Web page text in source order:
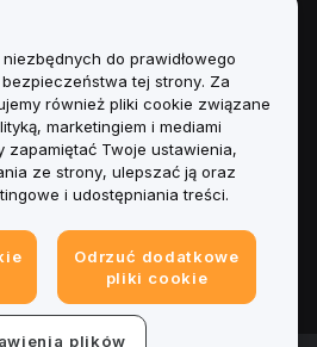
do prawidłowego
tej strony. Za
również pliki cookie związane
marketingiem i mediami
zapamiętać Twoje ustawienia,
ze strony, ulepszać ją oraz
i udostępniania treści.
Odrzuć dodatkowe
pliki cookie
plików